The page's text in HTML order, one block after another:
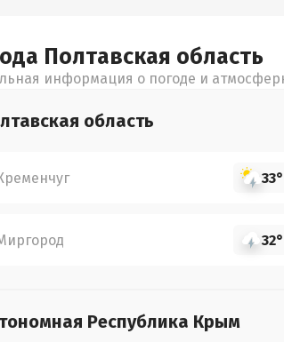
Полтавская область
информация о погоде и
область
33°
32°
Республика Крым